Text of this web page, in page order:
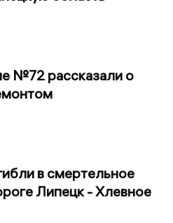
№72 рассказали о
в смертельное
Липецк - Хлевное